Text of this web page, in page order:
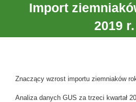
Import
2019 r.
Znaczący wzrost importu ziemniaków
Analiza danych GUS za trzeci kwartał